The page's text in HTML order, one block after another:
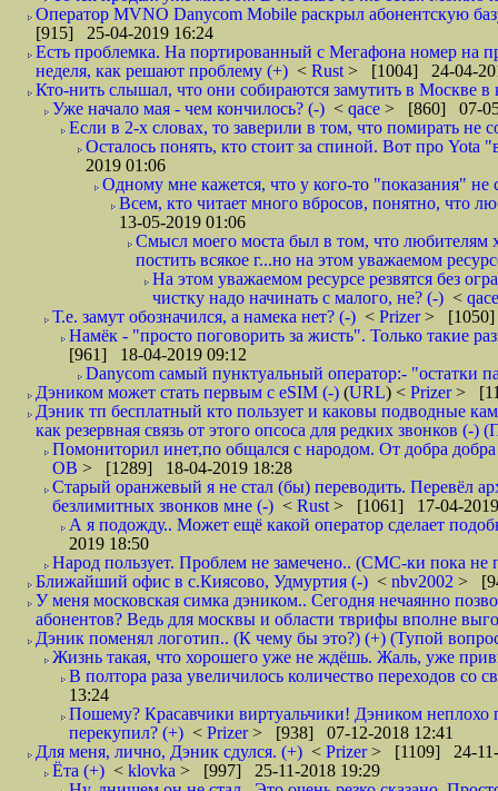
Оператор MVNO Danycom Mobile раскрыл абонентскую
[915] 25-04-2019 16:24
Есть проблемка. На портированный с Мегафона номер на
неделя, как решают проблему (+) < Rust > [1004] 24-04-
Кто-нить слышал, что они собираются замутить в Москве в
Уже начало мая - чем кончилось? (-) < qace > [860] 07-
Если в 2-х словах, то заверили в том, что помирать не
Осталось понять, кто стоит за спиной. Вот про Yota
2019 01:06
Одному мне кажется, что у кого-то "показания" не
Всем, кто читает много вбросов, понятно, что
13-05-2019 01:06
Смысл моего моста был в том, что любителям
постить всякое г...но на этом уважаемом
На этом уважаемом ресурсе резвятся без
чистку надо начинать с малого, не? (-) <
Т.е. замут обозначился, а намека нет? (-) < Prizer> [1050]
Намёк - "просто поговорить за жисть". Только такие
[961] 18-04-2019 09:12
Danycom самый пунктуальный оператор:- "остатки
Дэником может стать первым с еSIM (-) (URL) < Prizer>
Дэник тп бесплатный кто пользует и каковы подводные
как резервная связь от этого опсоса для редких звонков (-)
Помониторил инет,по общался с народом. От добра
ОВ > [1289] 18-04-2019 18:28
Старый оранжевый я не стал (бы) переводить. Перевёл
безлимитных звонков мне (-) < Rust > [1061] 17-04-
А я подожду.. Может ещё какой оператор сделает
2019 18:50
Народ пользует. Проблем не замечено.. (СМС-ки пока
Ближайший офис в с.Киясово, Удмуртия (-) < nbv2002 >
У меня московская симка дэником.. Сегодня нечаянно
абонентов? Ведь для москвы и области тврифы вполне
Дэник поменял логотип.. (К чему бы это?) (+) (Тупой
Жизнь такая, что хорошего уже не ждёшь. Жаль, уже
В полтора раза увеличилось количество переходов
13:24
Пошему? Красавчики виртуальчики! Дэником
перекупил? (+) < Prizer> [938] 07-12-2018 12:41
Для меня, лично, Дэник сдулся. (+) < Prizer> [1109] 24-11-
Ёта (+) < klovka > [997] 25-11-2018 19:29